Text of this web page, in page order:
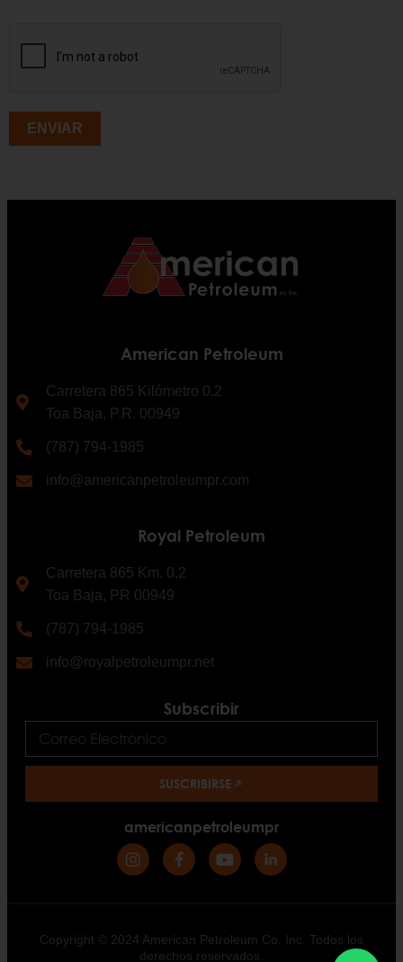
ENVIAR
American Petroleum
Carretera 865 Kilómetro 0.2
Toa Baja, P.R. 00949
(787) 794-1985
info@americanpetroleumpr.com
Royal Petroleum
Carretera 865 Km. 0.2
Toa Baja, PR 00949
(787) 794-1985
info@royalpetroleumpr.net
Subscribir
SUSCRIBIRSE
americanpetroleumpr
Copyright © 2024 American Petroleum Co, Inc. Todos los
derechos reservados.